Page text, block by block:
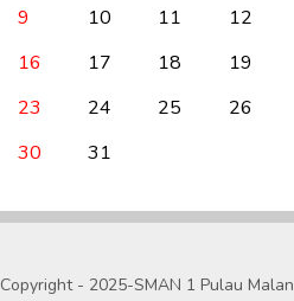
9
10 11 12
16
17 18 19
23
24 25 26
30
31
Copyright - 2025-SMAN 1 Pulau Malan